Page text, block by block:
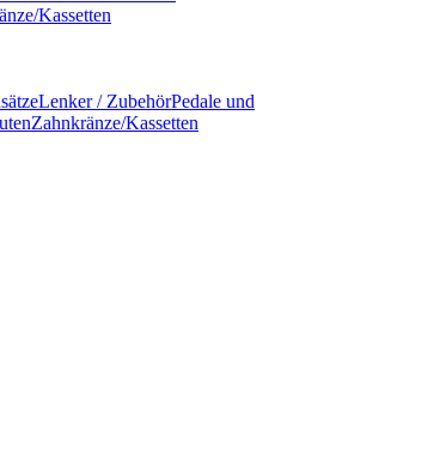
Kassetten
Lenker / ZubehörPedale und
Zahnkränze/Kassetten